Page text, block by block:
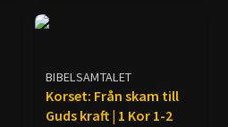
BIBELSAMTALET
Korset: Från skam till
Guds kraft | 1 Kor 1-2